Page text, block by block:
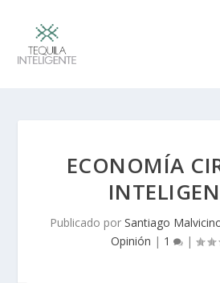
ECONOMÍA
Publicado por Santiago
Opinión | 1 |